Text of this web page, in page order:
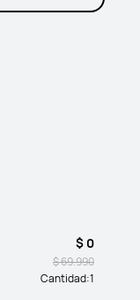
$ 0
$ 69.990
Cantidad:1